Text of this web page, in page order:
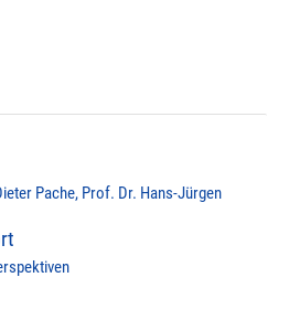
Pache, Prof. Dr. Hans-Jürgen